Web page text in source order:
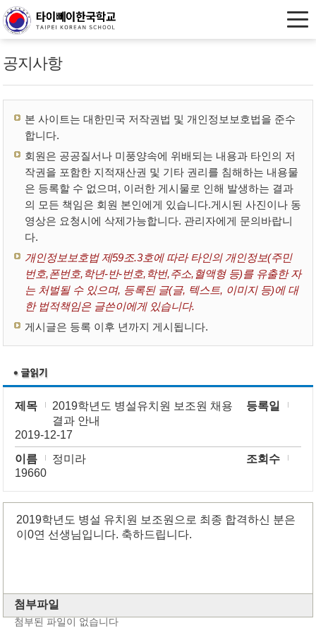
공지사항
본 사이트는 대한민국 저작권법 및 개인정보보호법을 준수
합니다.
회원은 공공질서나 미풍양속에 위배되는 내용과 타인의 저
작권을 포함한 지적재산권 및 기타 권리를 침해하는 내용물
은 등록할 수 없으며, 이러한 게시물로 인해 발생하는 결과
의 모든 책임은 회원 본인에게 있습니다.게시된 사진이나 동
영상은 요청시에 삭제가능합니다. 관리자에게 문의바랍니
다.
개인정보보호법 제59조.3호에 따라 타인의 개인정보(주민
번호,폰번호,학년-반-번호,학번,주소,혈액형 등)를 유출한 자
는 처벌될 수 있으며, 등록된 글(글, 텍스트, 이미지 등)에 대
한 법적책임은 글쓴이에게 있습니다.
게시글은 등록 이후 년까지 게시됩니다.
제목
2019학년도 병설유치원 보조원 채용
결과 안내
등록일
2019-12-17
이름
정미라
조회수
19660
2019학년도 병설 유치원 보조원으로 최종 합격하신 분은
이0연 선생님입니다. 축하드립니다.
첨부파일
첨부된 파일이 없습니다